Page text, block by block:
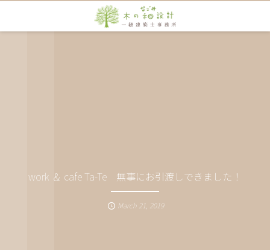
work ＆ cafe Ta-Te 無事にお引渡しできました！
March 21 2019